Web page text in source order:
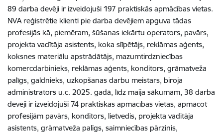
89 darba devēji ir izveidojuši 197 praktiskās apmācības vietas.
NVA reģistrētie klienti pie darba devējiem apguva tādas
profesijās kā, piemēram, šūšanas iekārtu operators, pavārs,
projekta vadītāja asistents, koka slīpētājs, reklāmas aģents,
koksnes materiālu apstrādātājs, mazumtirdzniecības
komercdarbinieks, reklāmas aģents, konditors, grāmatveža
palīgs, galdnieks, uzkopšanas darbu meistars, biroja
administrators u.c. 2025. gadā, līdz maija sākumam, 38 darba
devēji ir izveidojuši 74 praktiskās apmācības vietas, apmācot
profesijām pavārs, konditors, lietvedis, projekta vadītāja
asistents, grāmatveža palīgs, saimniecības pārzinis,